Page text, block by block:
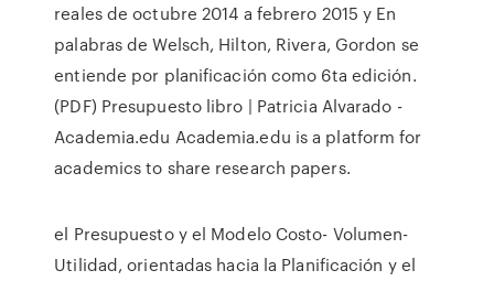
reales de octubre 2014 a febrero 2015 y En
palabras de Welsch, Hilton, Rivera, Gordon se
entiende por planificación como 6ta edición.
(PDF) Presupuesto libro | Patricia Alvarado -
Academia.edu Academia.edu is a platform for
academics to share research papers.
el Presupuesto y el Modelo Costo- Volumen-
Utilidad, orientadas hacia la Planificación y el